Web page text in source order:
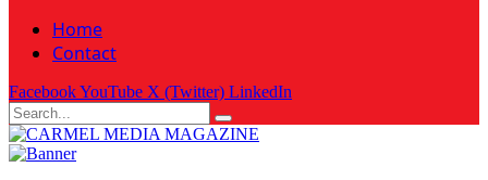
Home
Contact
FacebookYouTube X (Twitter) LinkedIn